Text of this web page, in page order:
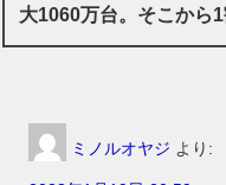
大1060万台。そこから
ミノルオヤジ より: